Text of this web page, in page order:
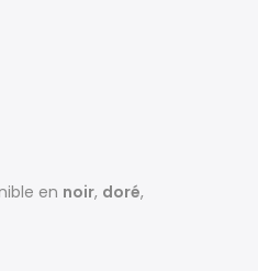
en noir, doré,